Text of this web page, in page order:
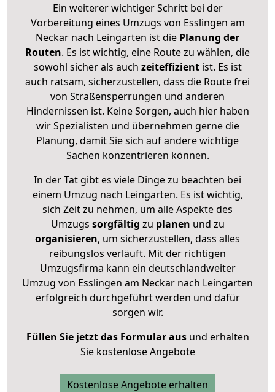
Ein weiterer wichtiger Schritt bei der
Vorbereitung eines Umzugs von Esslingen am
Neckar nach Leingarten ist die Planung der
Routen. Es ist wichtig, eine Route zu wählen, die
sowohl sicher als auch zeiteffizientist. Es ist
auch ratsam, sicherzustellen, dass die Route frei
von Straßensperrungen und anderen
Hindernissen ist. Keine Sorgen, auch hier haben
wir Spezialisten und übernehmen gerne die
Planung, damit Sie sich auf andere wichtige
Sachen konzentrieren können.
In der Tat gibt es viele Dinge zu beachten bei
einem Umzug nach Leingarten. Es ist wichtig,
sich Zeit zu nehmen, um alle Aspekte des
Umzugs sorgfältig zu planen und zu
organisieren, um sicherzustellen, dass alles
reibungslos verläuft. Mit der richtigen
Umzugsfirma kann ein deutschlandweiter
Umzug von Esslingen am Neckar nach Leingarten
erfolgreich durchgeführt werden und dafür
sorgen wir.
Füllen Sie jetzt das Formular ausund erhalten
Sie kostenlose Angebote
Kostenlose Angebote erhalten